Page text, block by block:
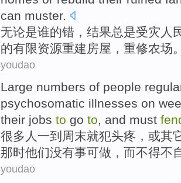
can muster.
无论是谁的错 ， 结果总是受灾 人
的有限资源重建房屋 ，重修农场
youdao
Large numbers of people
psychosomatic illnesses on
their jobs to go to, and must
很多 人 一到 周末就犯头疼， 或其
那时他们没有事可做 ， 而不得不
youdao